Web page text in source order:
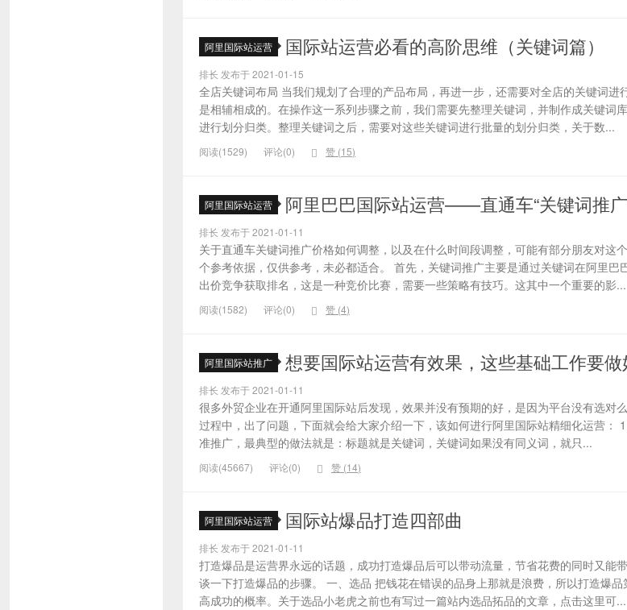
阿里国际站运营 国际站运营必看的高阶思维（关键词篇）
排长 发布于 2021-01-15
全店关键词布局 当我们规划了合理的产品布局，再进一步，还需要对全店的关键词进
是相辅相成的。在操作这一系列步骤之前，我们需要先整理关键词，并制作成关键词
进行划分归类。整理关键词之后，需要对这些关键词进行批量的划分归类，关于数...
阅读(1529) 评论(0) 赞 (15)
阿里国际站运营 阿里巴巴国际站运营——直通车“关键词推
排长 发布于 2021-01-11
关于直通车关键词推广价格如何调整，以及在什么时间段调整，可能有部分朋友对这
个参考依据，仅供参考，未必都适合。 首先，关键词推广主要是通过关键词在阿里巴
出价竞争获取排名，这是一种竞价比赛，需要一些策略有技巧。这其中一个重要的影...
阅读(1582) 评论(0) 赞 (4)
阿里国际站推广 想要国际站运营有效果，这些基础工作要做
排长 发布于 2021-01-11
很多外贸企业在开通阿里国际站后发现，效果并没有预期的好，是因为平台没有选对
过程中，出了问题，下面就会给大家介绍一下，该如何进行阿里国际站精细化运营：
准推广，最典型的做法就是：标题就是关键词，关键词如果没有同义词，就只...
阅读(45667) 评论(0) 赞 (14)
阿里国际站运营 国际站爆品打造四部曲
排长 发布于 2021-01-11
打造爆品是运营界永远的话题，成功打造爆品后可以带动流量，节省花费的同时又能
谈一下打造爆品的步骤。 一、选品 把钱花在错误的品身上那就是浪费，所以打造爆
高成功的概率。关于选品小老虎之前也有写过一篇站内选品拓品的文章，点击这里可...